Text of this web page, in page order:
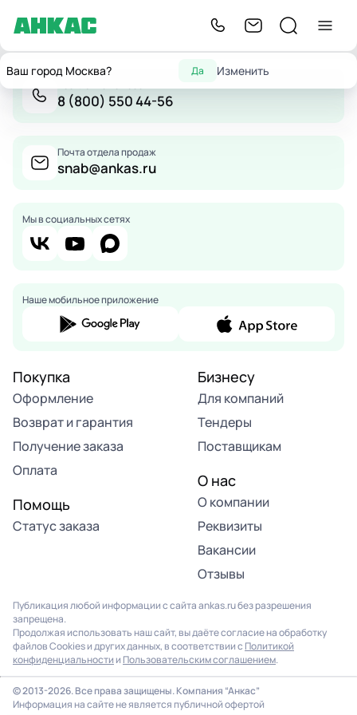
Ваш город Москва? Да Изменить
8 (800) 550 44-56
Почта отдела продаж
snab@ankas.ru
Мы в социальных сетях
Наше мобильное приложение
Покупка
Оформление
Возврат и гарантия
Получение заказа
Оплата
Помощь
Статус заказа
Бизнесу
Для компаний
Тендеры
Поставщикам
О нас
О компании
Реквизиты
Вакансии
Отзывы
Публикация любой информации с сайта ankas.ru без разрешения
запрещена.
Продолжая использовать наш сайт, вы даёте согласие на обработку
файлов Cookies и других данных, в соответствии с Политикой
конфиденциальности и Пользовательским соглашением.
© 2013-2026. Все права защищены. Компания “Анкас”
Информация на сайте не является публичной офертой